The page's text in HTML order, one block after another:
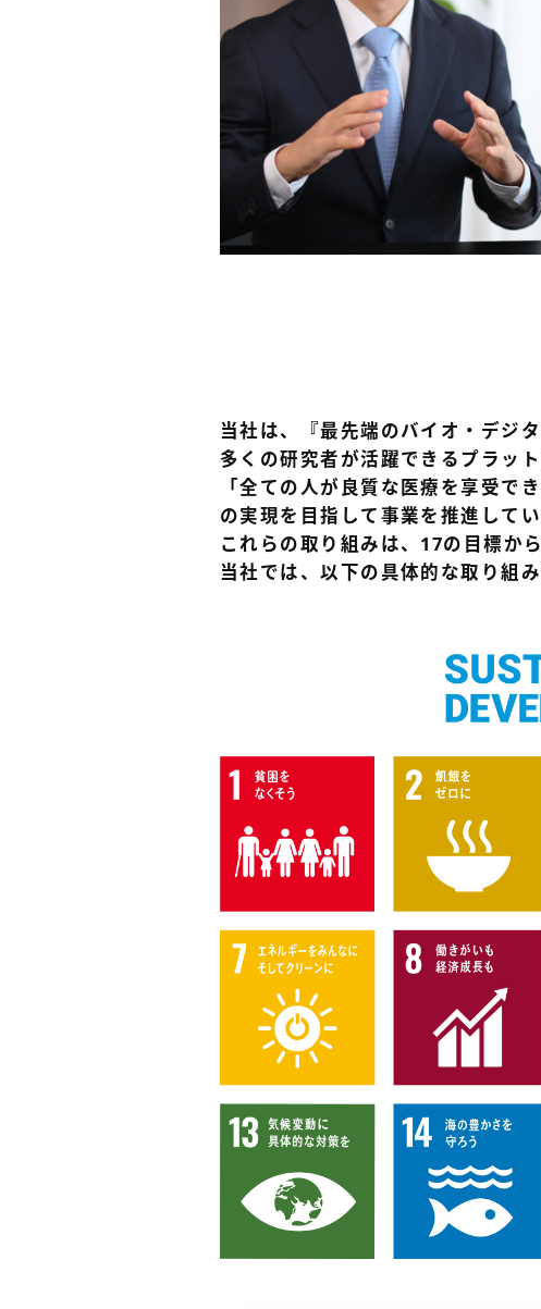
当社は、『最先端のバイオ・デジ
多くの研究者が活躍できるプラッ
「全ての人が良質な医療を享受で
の実現を目指して事業を推進してい
これらの取り組みは、17の目標か
当社では、以下の具体的な取り組